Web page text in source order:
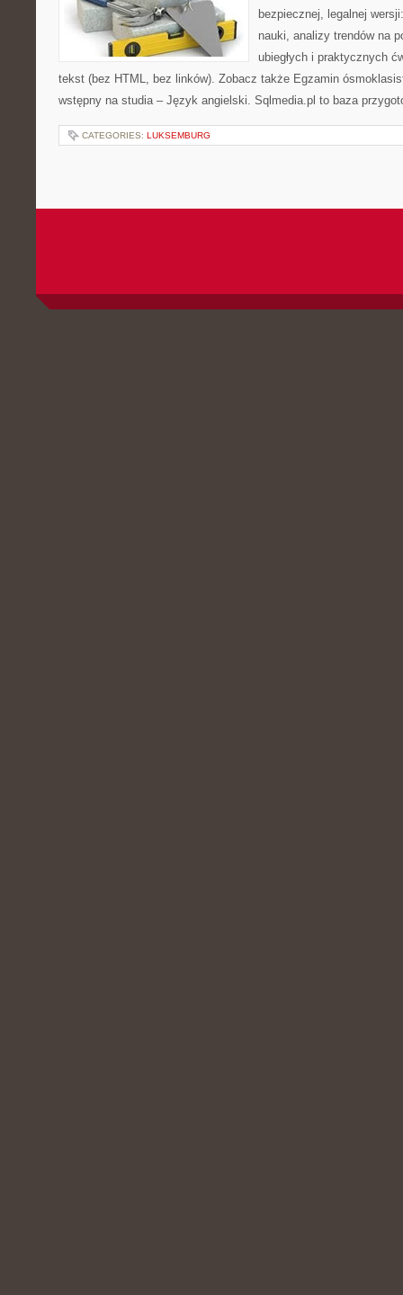
bezpiecznej, legalnej
nauki, analizy trendów na
ubiegłych i praktycznych
tekst (bez HTML, bez linków). Zobacz także Egzamin
wstępny na studia – Język angielski. Sqlmedia.pl to baza
CATEGORIES: LUKSEMBURG